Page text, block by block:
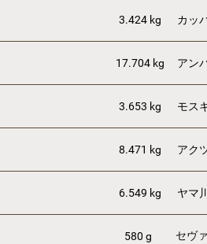
3.424 kg カッ
17.704 kg アン
3.653 kg モス
8.471 kg アク
6.549 kg ヤマ
580 g セヴ